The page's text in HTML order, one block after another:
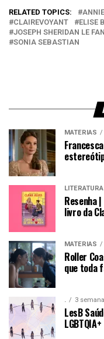
RELATED TOPICS:
CLAIREVOYANT
ELISE
JOSEPH SHERIDAN LE
SONIA SEBASTIAN
MATÉRIAS
LITERATURA
Resenha
livro da
MATÉRIAS
Roller
que toda
. 3
LesB
LGBTQIA+